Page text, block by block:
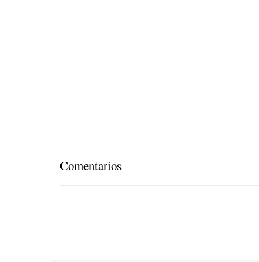
Comentarios